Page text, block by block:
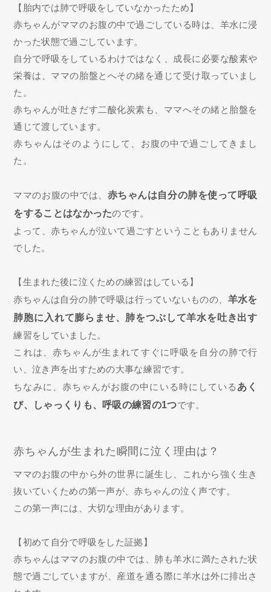
【胎内では肺で呼吸をしていなかったため】
赤ちゃんがママのお腹の中で過ごしている時は、羊水に浸
かった状態で過ごしています。
自分で呼吸をしているわけではなく、成長に必要な酸素や
栄養は、ママの胎盤とへその緒を通じて受け取っていまし
た。
赤ちゃんが吐きだす二酸化炭素も、ママへその緒と胎盤を
通じて渡しています。
赤ちゃんはそのようにして、お腹の中で過ごしてきまし
た。
ママのお腹の中では、 赤ちゃんは自分の肺を使って呼吸
をすることはなかったのです。
よって、赤ちゃんが泣いて過ごすということもありません
でした。
【生まれた後に泣くための練習はしている】
赤ちゃんは自分の肺で呼吸は行っていないものの、 羊水を
肺胞に入れて膨らませ、肺をつぶして羊水を吐き出す
練習をしていました。
これは、赤ちゃんが生まれてすぐに呼吸を自分の肺で行
い、泣き声を出すための大事な練習です。
ちなみに、赤ちゃんがお腹の中にいる時にしている あく
び、しゃっくりも、呼吸の練習の1つです。
赤ちゃんが生まれた瞬間に泣く理由は？
ママのお腹の中から外の世界に誕生し、これから強く生き
抜いていくための第一声が、赤ちゃんの泣く声です。
この第一声には、大切な理由があります。
【初めて自分で呼吸をした証拠】
赤ちゃんはママのお腹の中では、肺も羊水に満たされた状
態で過ごしていますが、産道を通る際に羊水は外に排出さ